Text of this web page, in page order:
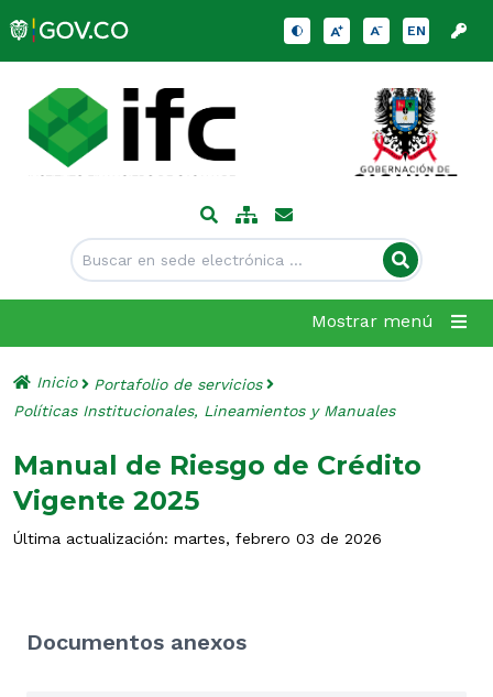
EN
Mostrar menú
Inicio
Portafolio de servicios
Políticas Institucionales, Lineamientos y Manuales
Manual de Riesgo de Crédito
Vigente 2025
Última actualización: martes, febrero 03 de 2026
Documentos anexos